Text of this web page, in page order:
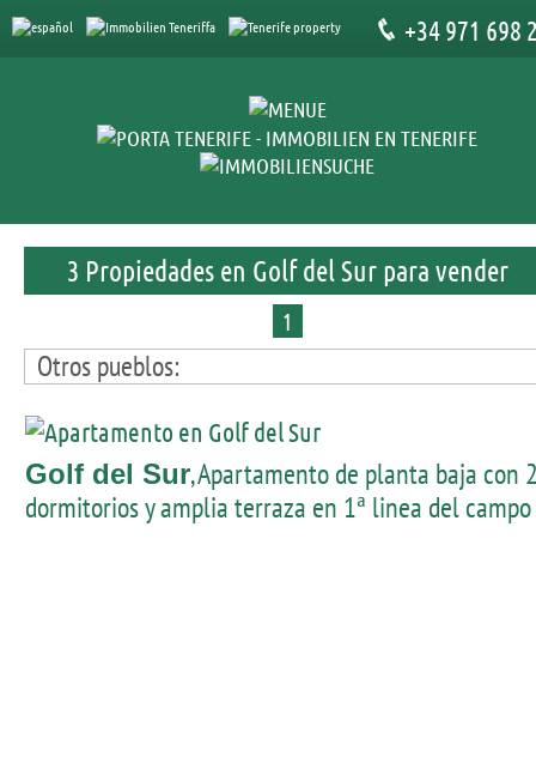
+34 971 698
3 Propiedades en Golf del Sur para vender
1
Otros pueblos:
Golf del Sur, Apartamento de planta baja con
dormitorios y amplia terraza en 1ª linea del campo